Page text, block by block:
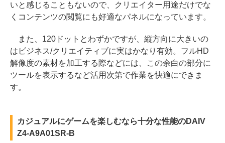
いと感じることもないので、クリエイター用途だけでな
くコンテンツの閲覧にも好適なパネルになっています。
また、120ドットとわずかですが、縦方向に大きいの
はビジネス/クリエイティブに実はかなり有効。フルHD
解像度の素材を加工する際などには、この余白の部分に
ツールを表示するなど活用次第で作業を快適にできま
す。
カジュアルにゲームを楽しむなら十分な性能のDAIV
Z4-A9A01SR-B